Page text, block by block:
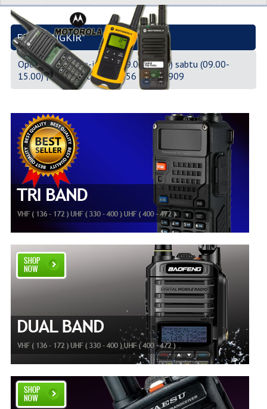
FREE ONGKIR*
Operasional senin-jumat (09.00-16.00) sabtu (09.00-
15.00) | 021-7320625 | 0856 9566 6909